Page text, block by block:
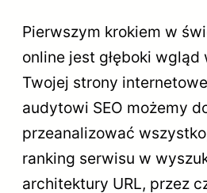
Pierwszym krokiem w
online jest głęboki wgląd
Twojej strony
audytowi SEO możemy
przeanalizować
ranking serwisu w
architektury URL, przez